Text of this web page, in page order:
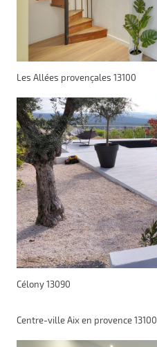
Les Allées provençales 13100
Célony 13090
Centre-ville Aix en provence 13100